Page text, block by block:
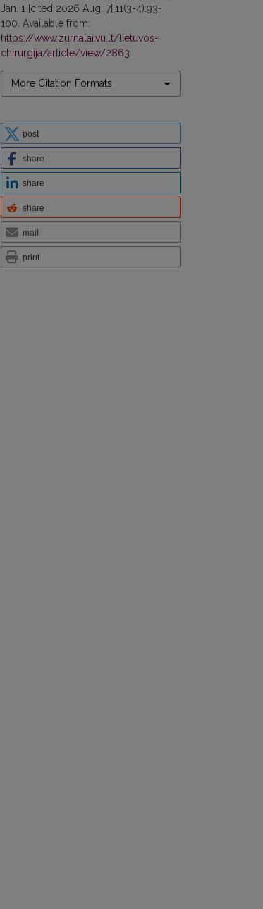
Jan. 1 [cited 2026 Aug. 7];11(3-4):93-
100. Available from:
https://www.zurnalai.vu.lt/lietuvos-
chirurgija/article/view/2863
More Citation Formats
post
share
share
share
mail
print